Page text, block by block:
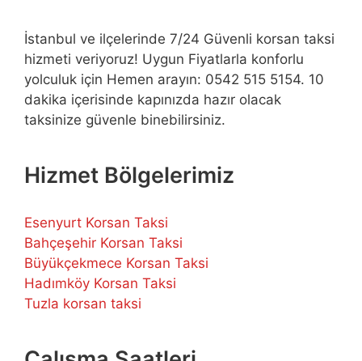
İstanbul ve ilçelerinde 7/24 Güvenli korsan taksi
hizmeti veriyoruz! Uygun Fiyatlarla konforlu
yolculuk için Hemen arayın: 0542 515 5154. 10
dakika içerisinde kapınızda hazır olacak
taksinize güvenle binebilirsiniz.
Hizmet Bölgelerimiz
Esenyurt Korsan Taksi
Bahçeşehir Korsan Taksi
Büyükçekmece Korsan Taksi
Hadımköy Korsan Taksi
Tuzla korsan taksi